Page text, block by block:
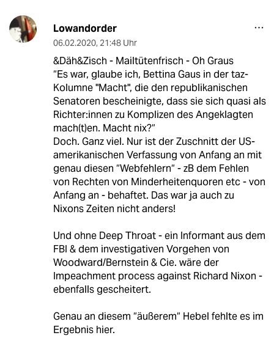
Lowandorder
06.02.2020, 21:48 Uhr
&Däh&Zisch - Mailtütenfrisch - Oh Graus
“Es war, glaube ich, Bettina Gaus in der taz-
Kolumne "Macht", die den republikanischen
Senatoren bescheinigte, dass sie sich quasi als
Richter:innen zu Komplizen des Angeklagten
mach(t)en. Macht nix?“
Doch. Ganz viel. Nur ist der Zuschnitt der US-
amerikanischen Verfassung von Anfang an mit
genau diesen “Webfehlern“ - zB dem Fehlen
von Rechten von Minderheitenquoren etc - von
Anfang an - behaftet. Das war ja auch zu
Nixons Zeiten nicht anders!
Und ohne Deep Throat - ein Informant aus dem
FBI & dem investigativen Vorgehen von
Woodward/Bernstein & Cie. wäre der
Impeachment process against Richard Nixon -
ebenfalls gescheitert.
Genau an diesem “äußerem“ Hebel fehlte es im
Ergebnis hier.